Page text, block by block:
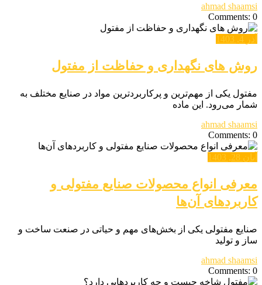
ahmad shaamsi
Comments: 0
آذر 4, 1403
روش های نگهداری و حفاظت از مفتول
مفتول یکی از مهم‌ترین و پرکاربردترین مواد در صنایع مختلف به
شمار می‌رود. این ماده
ahmad shaamsi
Comments: 0
آبان 28, 1403
معرفی انواع محصولات صنایع مفتولی و
کاربردهای آن‌ها
صنایع مفتولی یکی از بخش‌های مهم و حیاتی در صنعت ساخت و
ساز و تولید
ahmad shaamsi
Comments: 0